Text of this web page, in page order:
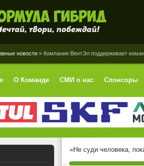
Гибрид
новости » Компания ВентЭл поддерживает
О Команде СМИ о нас Спонсоры
«Не суди человека,